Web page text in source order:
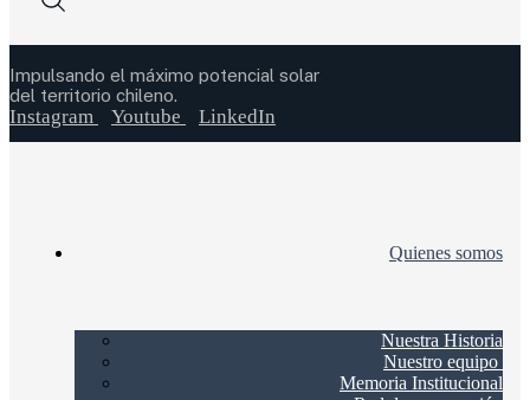
Impulsando el máximo potencial solar
del territorio chileno.
Instagram Youtube LinkedIn
Quienes somos
Nuestra Historia
Nuestro equipo
Memoria Institucional